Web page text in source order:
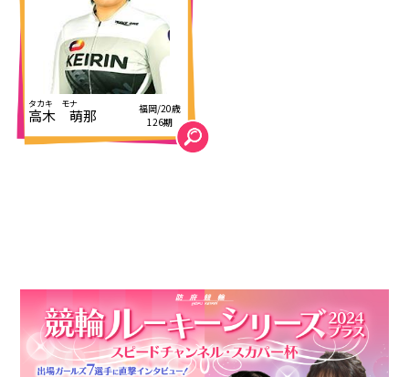
高木 萌那
福岡/20歳
126期